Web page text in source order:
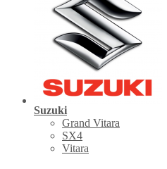
Suzuki
Grand Vitara
SX4
Vitara